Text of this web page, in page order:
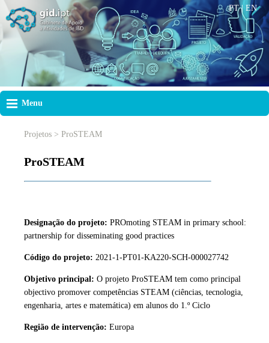
PT| EN
Menu
Projetos > ProSTEAM
ProSTEAM
Designação do projeto: PROmoting STEAM in primary school:
partnership for disseminating good practices
Código do projeto: 2021-1-PT01-KA220-SCH-000027742
Objetivo principal: O projeto ProSTEAM tem como principal
objectivo promover competências STEAM (ciências, tecnologia,
engenharia, artes e matemática) em alunos do 1.º Ciclo
Região de intervenção: Europa